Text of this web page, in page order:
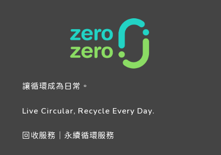
讓循環成為日常。
Live Circular, Recycle Every Day.
回收服務｜永續循環服務